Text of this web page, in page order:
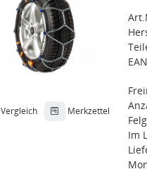
Vergleich Merkzettel
Im